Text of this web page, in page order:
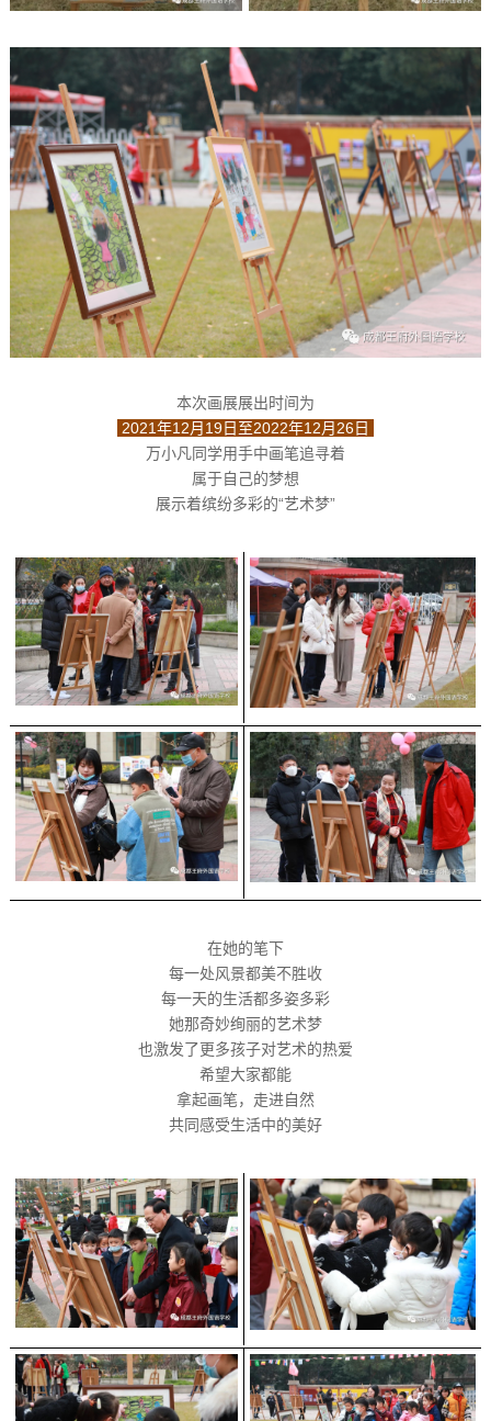
本次画展展出时间为
2021年12月19日至2022年12月26日
万小凡同学用手中画笔追寻着
属于自己的梦想
展示着缤纷多彩的“艺术梦”
在她的笔下
每一处风景都美不胜收
每一天的生活都多姿多彩
她那奇妙绚丽的艺术梦
也激发了更多孩子对艺术的热爱
希望大家都能
拿起画笔，走进自然
共同感受生活中的美好